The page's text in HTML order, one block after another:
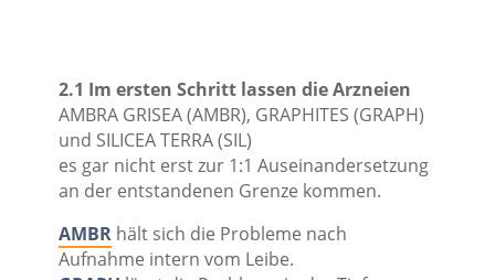
2.1 Im ersten Schritt lassen die Arzneien
AMBRA GRISEA (AMBR), GRAPHITES (GRAPH)
und SILICEA TERRA (SIL)
es gar nicht erst zur 1:1 Auseinandersetzung
an der entstandenen Grenze kommen.
AMBR hält sich die Probleme nach
Aufnahme intern vom Leibe.